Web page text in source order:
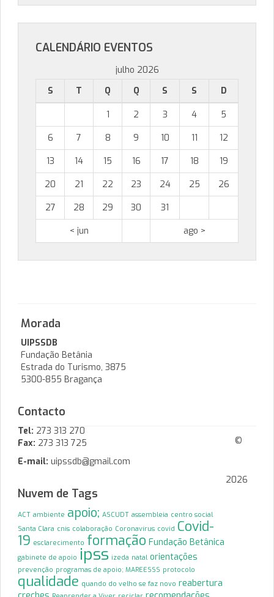
CALENDÁRIO EVENTOS
julho 2026
S
T Q Q S S D
1 2 3 4
5
6
7 8 9 10 11
12
13
14 15 16 17 18
19
20
21 22 23 24 25
26
27
28 29 30
31
< jun
ago >
Morada
UIPSSDB
Fundação Betânia
Estrada do Turismo, 3875
5300-855 Bragança
Contacto
Tel: 273 313 270
Fax: 273 313 725
E-mail: uipssdb@gmail.com
Nuvem de Tags
ACT ambiente apoio; ASCUDT assembleia centro social
Santa Clara cnis colaboração Coronavírus covid Covid-
19 esclarecimento formação Fundação Betânica
gabinete de apoio ipss izeda natal orientações
prevenção programas de apoio; MAREESSS protocolo
qualidade quando do velho se faz novo reabertura
©
2026